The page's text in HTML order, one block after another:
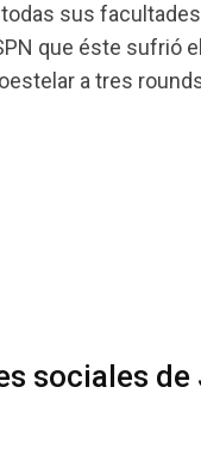
sus
que éste sufrió
a tres
sociales